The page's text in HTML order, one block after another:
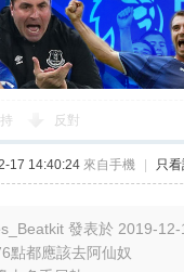
反對
17 14:40:24 來自手機 只
發表於 2019-
點都應該去阿仙奴